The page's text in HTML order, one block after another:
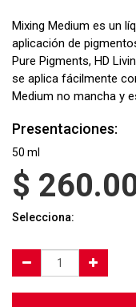
Mixing Medium es un
aplicación de
Pure Pigments, HD
se aplica fácilmente
Medium no mancha y
Presentaciones:
50 ml
$
Selecciona: